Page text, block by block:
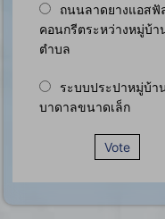
ถนนลาดยางแอสฟั
คอนกรีตระหว่างหมู่บ้า
ตำบล
ระบบประปาหมู่บ้า
บาดาลขนาดเล็ก
Vote